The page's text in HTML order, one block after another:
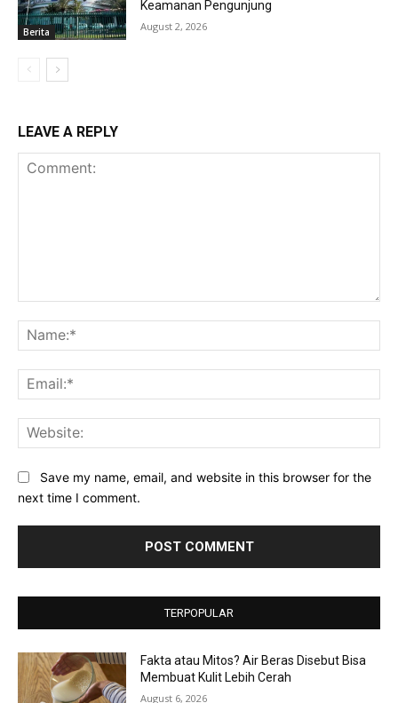
Berita
Keamanan Pengunjung
August 2, 2026
LEAVE A REPLY
Save my name, email, and website in this browser for the
next time I comment.
TERPOPULAR
Fakta atau Mitos? Air Beras Disebut Bisa
Membuat Kulit Lebih Cerah
August 6, 2026